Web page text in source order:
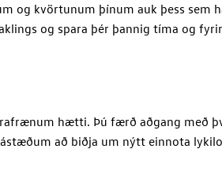
og kvörtunum þínum auk þess sem
og spara þér þannig tíma og
rafrænum hætti. Þú færð aðgang með
að biðja um nýtt einnota